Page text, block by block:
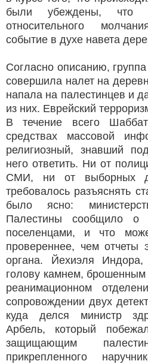
были убеждены, что
относительного
событие в духе навета
Согласно описанию,
совершила налет на
напала на палестинцев и
из них. Еврейский
В течение всего
средствах массовой
религиозный, знавший
него ответить. Ни от
СМИ, ни от выборных
требовалось разъяснять
было ясно:
Палестины сообщило о
поселенцами, и что
провереннее, чем отчеты
органа. Йехиэля
голову камнем, брошенным
реанимационном
сопровождении двух
куда делся министр
Арбель, который
защищающим
прикрепленного